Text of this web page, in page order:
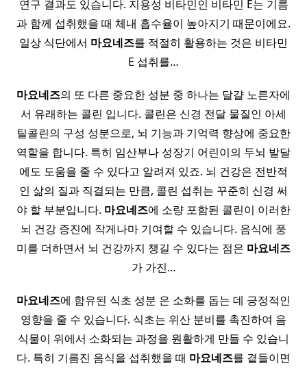
연구 결과도 있습니다. 지용성 비타민인 비타민 E는 기름
과 함께 섭취했을 때 체내 흡수율이 높아지기 때문이에요.
일상 식단에서 마요네즈를 적절히 활용하는 것은 비타민
E 섭취를…
마요네즈의 또 다른 중요한 성분 중 하나는 달걀 노른자에
서 유래하는 콜린 입니다. 콜린은 신경 전달 물질인 아세
틸콜린의 구성 성분으로, 뇌 기능과 기억력 향상에 중요한
역할을 합니다. 특히 임산부나 성장기 어린이의 두뇌 발달
에도 도움을 줄 수 있다고 알려져 있죠. 뇌 건강은 전반적
인 삶의 질과 직결되는 만큼, 콜린 섭취는 꾸준히 신경 써
야 할 부분입니다. 마요네즈에 소량 포함된 콜린이 이러한
뇌 건강 증진에 작게나마 기여할 수 있습니다. 음식에 풍
미를 더하면서 뇌 건강까지 챙길 수 있다는 점은 마요네즈
가 가진…
마요네즈에 함유된 식초 성분 은 소화를 돕는 데 긍정적인
영향을 줄 수 있습니다. 식초는 위산 분비를 촉진하여 음
식물이 위에서 소화되는 과정을 원활하게 만들 수 있습니
다. 특히 기름진 음식을 섭취했을 때 마요네즈를 곁들이면